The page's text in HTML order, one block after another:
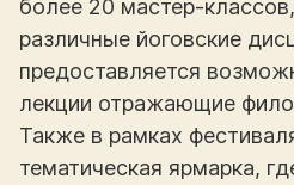
более 20 мастер-
различные йоговские
предоставляется
лекции отражающие
Также в рамках
тематическая ярмарка,